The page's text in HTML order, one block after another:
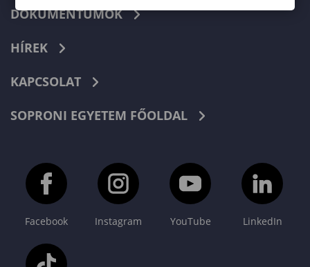
DOKUMENTUMOK
HÍREK
KAPCSOLAT
SOPRONI EGYETEM FŐOLDAL
Facebook Instagram YouTube LinkedIn